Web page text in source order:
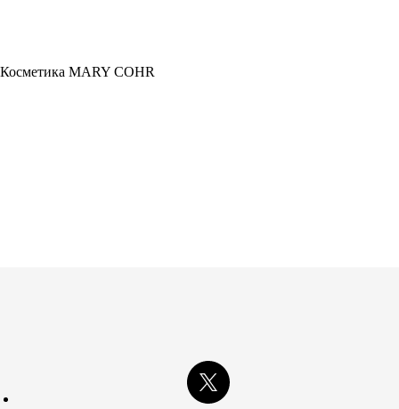
Косметика MARY COHR